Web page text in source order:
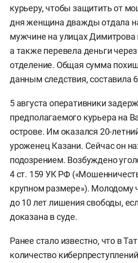
курьеру, чтобы защитить от
дня женщина дважды отдала
мужчине на улицах Димитрова
а также перевела деньги
отделение. Общая сумма
данным следствия, составила
5 августа оперативники
предполагаемого курьера на
острове. Им оказался 20-
уроженец Казани. Сейчас он
подозрением. Возбуждено
4 ст. 159 УК РФ
крупном размере»). Молодому
до 10 лет лишения свободы,
доказана в суде.
Ранее стало известно, что в
количество